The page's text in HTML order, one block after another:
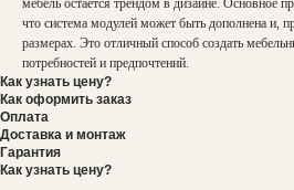
мебель остается трендом в дизайне. Основное
что система модулей может быть дополнена и,
размерах. Это отличный способ создать
потребностей и предпочтений.
Как узнать цену?
Как оформить заказ
Оплата
Доставка и монтаж
Гарантия
Как узнать цену?